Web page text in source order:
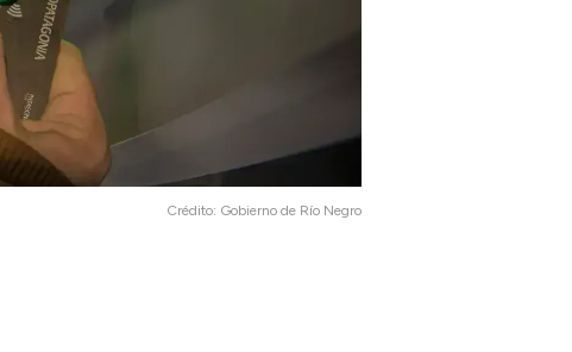
Crédito: Gobierno de Río Negro